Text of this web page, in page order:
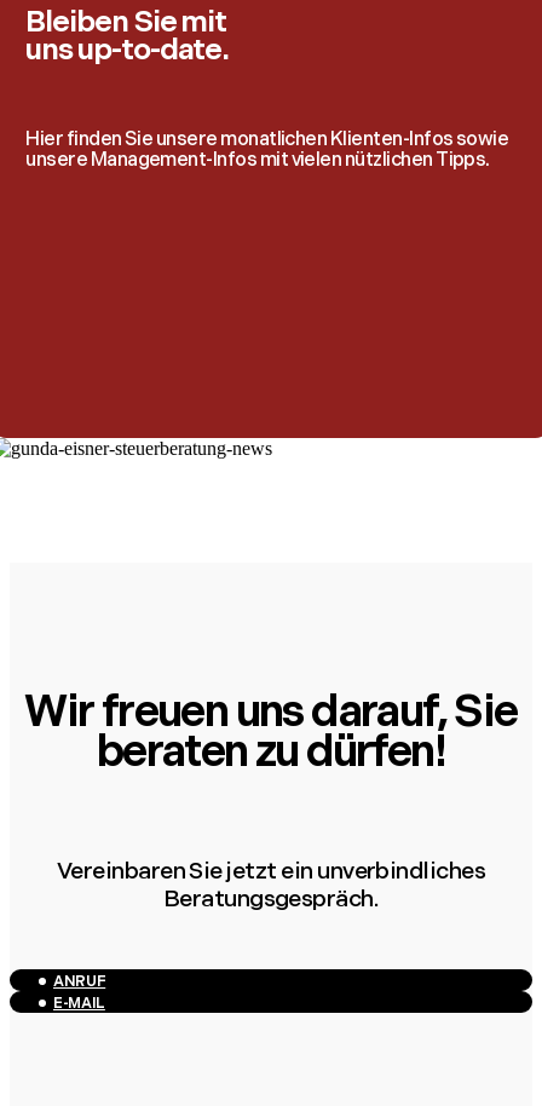
Bleiben Sie mit
uns up-to-date.
Hier finden Sie unsere monatlichen Klienten-Infos sowie
unsere Management-Infos mit vielen nützlichen Tipps.
Wir freuen uns darauf, Sie
beraten zu dürfen!
Vereinbaren Sie jetzt ein unverbindliches
Beratungsgespräch.
ANRUF
E-MAIL